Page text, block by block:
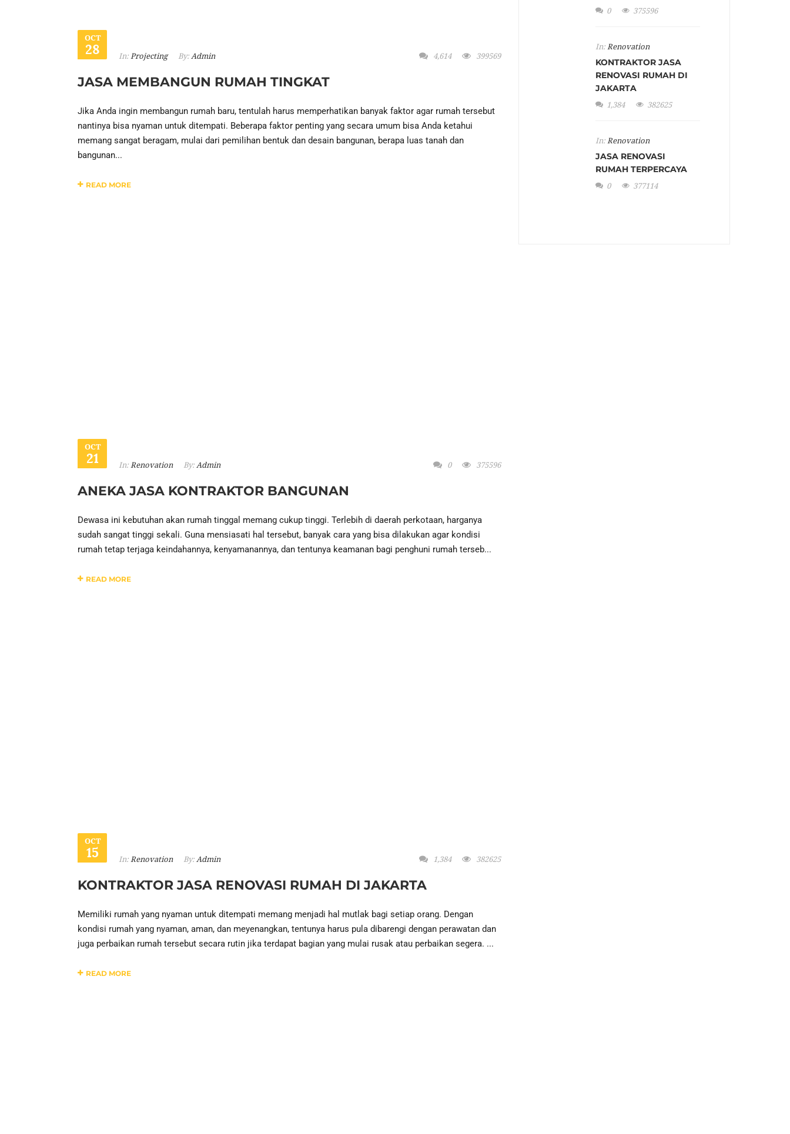
OCT
28 In: Projecting By: Admin 4,614 399569
JASA MEMBANGUN RUMAH TINGKAT
Jika Anda ingin membangun rumah baru, tentulah harus memperhatikan banyak faktor agar rumah tersebut
nantinya bisa nyaman untuk ditempati. Beberapa faktor penting yang secara umum bisa Anda ketahui
memang sangat beragam, mulai dari pemilihan bentuk dan desain bangunan, berapa luas tanah dan
bangunan...
READ MORE
OCT
21 In: Renovation By: Admin 0 375596
ANEKA JASA KONTRAKTOR BANGUNAN
Dewasa ini kebutuhan akan rumah tinggal memang cukup tinggi. Terlebih di daerah perkotaan, harganya
sudah sangat tinggi sekali. Guna mensiasati hal tersebut, banyak cara yang bisa dilakukan agar kondisi
rumah tetap terjaga keindahannya, kenyamanannya, dan tentunya keamanan bagi penghuni rumah terseb...
READ MORE
OCT
15 In: Renovation By: Admin 1,384 382625
KONTRAKTOR JASA RENOVASI RUMAH DI JAKARTA
Memiliki rumah yang nyaman untuk ditempati memang menjadi hal mutlak bagi setiap orang. Dengan
kondisi rumah yang nyaman, aman, dan meyenangkan, tentunya harus pula dibarengi dengan perawatan dan
juga perbaikan rumah tersebut secara rutin jika terdapat bagian yang mulai rusak atau perbaikan segera. ...
READ MORE
0 375596
In: Renovation
KONTRAKTOR JASA
RENOVASI RUMAH DI
JAKARTA
1,384 382625
In: Renovation
JASA RENOVASI
RUMAH TERPERCAYA
0 377114